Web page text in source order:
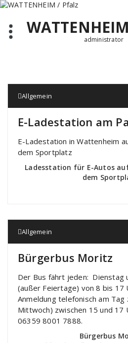
Zum
springen
administrator
Allgemein
E-Ladestation am
E-Ladestation in Wattenheim
dem Sportplatz
Ladesstation für E-Autos
dem
Allgemein
Bürgerbus Moritz
Der Bus fährt jeden: Dienstag
(außer Feiertage) von 8 bis 17
Anmeldung telefonisch am
Mittwoch) zwischen 15 und 17
06359 8001 7888.
Bürgerbus